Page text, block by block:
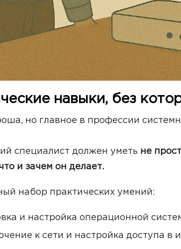
навыки, без
но главное в профессии
специалист должен уметь не
и зачем он делает.
набор практических умений:
и настройка операционной
к сети и настройка доступа в